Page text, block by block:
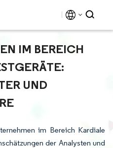
IM BEREICH
UND
im Bereich Kardiale
der Analysten und